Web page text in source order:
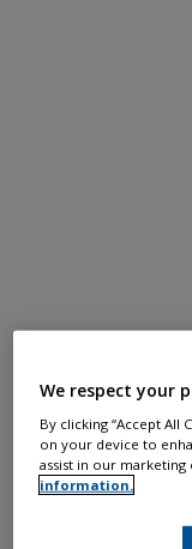
We respect your
By clicking “Accept All
on your device to
assist in our marketing
information.